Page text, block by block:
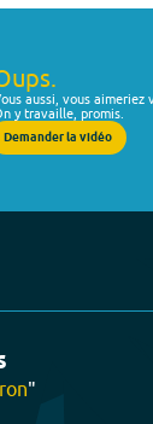
aussi, vous aimeriez
y travaille, promis.
Demander la vidéo
"